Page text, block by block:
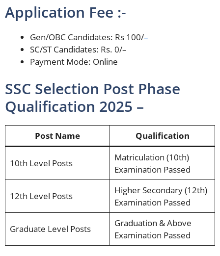
Application Fee :-
Gen/OBC Candidates: Rs 100/–
SC/ST Candidates: Rs. 0/–
Payment Mode: Online
SSC Selection Post Phase
Qualification 2025 –
Post Name Qualification
10th Level Posts
Matriculation (10th)
Examination Passed
12th Level Posts
Higher Secondary (12th)
Examination Passed
Graduate Level Posts
Graduation & Above
Examination Passed